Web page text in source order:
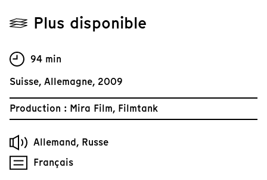
Plus disponible
94 min
Suisse, Allemagne, 2009
Production : Mira Film, Filmtank
Allemand, Russe
Français